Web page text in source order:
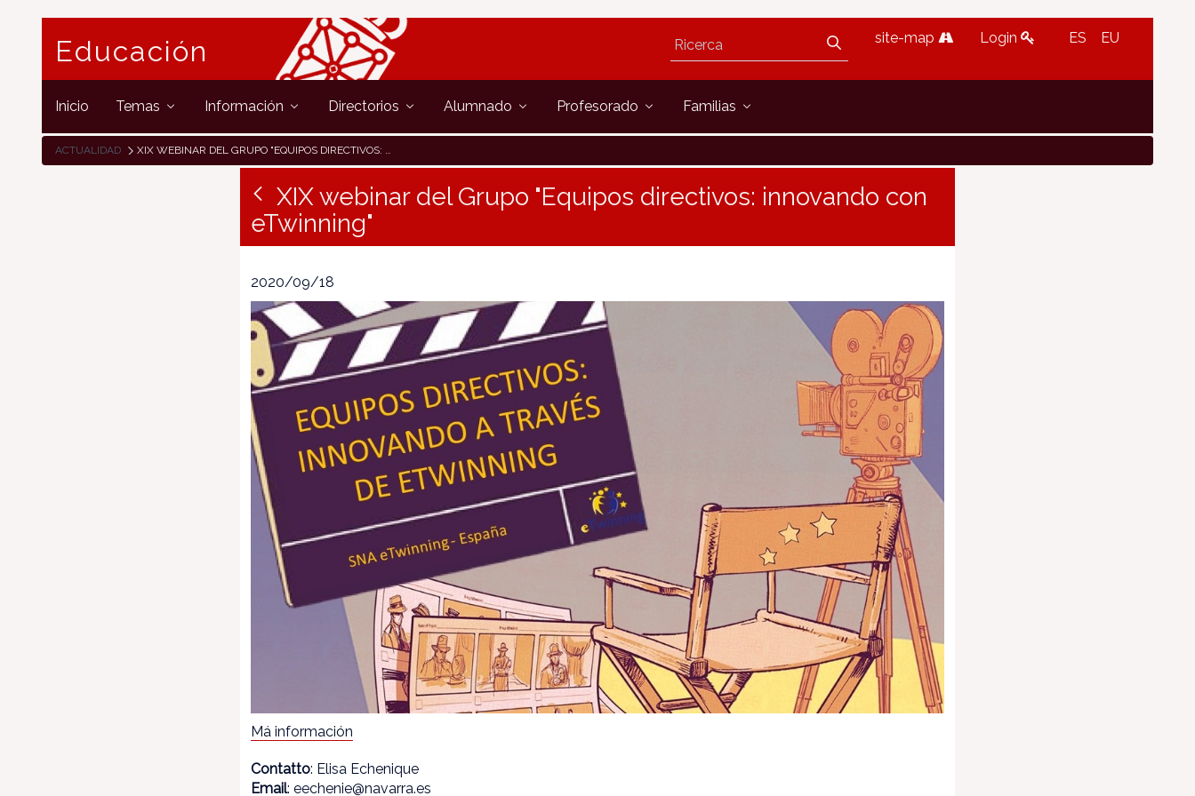
Educación site-map Login ES EU
Inicio Temas Información Directorios Alumnado Profesorado Familias
ACTUALIDAD XIX WEBINAR DEL GRUPO "EQUIPOS DIRECTIVOS: INNOVANDO CON ETWINNING"
XIX webinar del Grupo "Equipos directivos: innovando con
eTwinning"
2020/09/18
Má información
Contatto: Elisa Echenique
Email: eechenie@navarra.es